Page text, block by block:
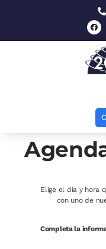
Elige el día y hora
con uno de
Completa la